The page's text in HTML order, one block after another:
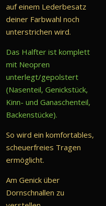
auf einem Lederbesatz
deiner Farbwahl noch
unterstrichen wird.
Das Halfter ist komplett
mit Neopren
unterlegt/gepolstert
(Nasenteil, Genickstück,
Kinn- und Ganaschenteil,
Backenstücke).
So wird ein komfortables,
scheuerfreies Tragen
ermöglicht.
Am Genick über
Dornschnallen zu